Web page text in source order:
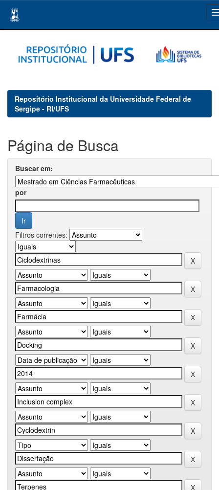
navigation
Repositório Institucional da Universidade Federal de
Sergipe - RI/UFS
Página de Busca
Buscar em:
por
Filtros correntes: